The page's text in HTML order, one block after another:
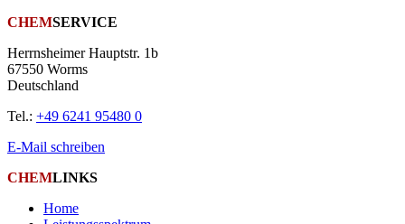
CHEMSERVICE
Herrnsheimer Hauptstr. 1b
67550 Worms
Deutschland
Tel.: +49 6241 95480 0
E-Mail schreiben
CHEMLINKS
Home